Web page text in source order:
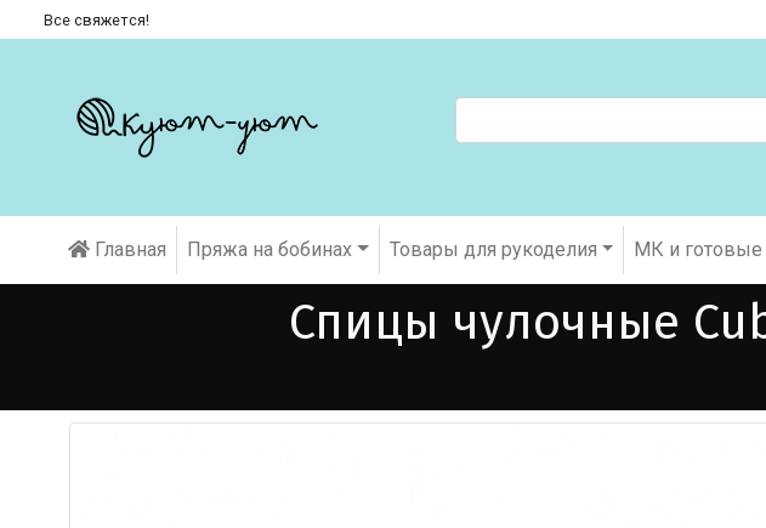
Все свяжется!
Главная Пряжа на бобинах Товары для рукоделия МК и готовые
Спицы чулочные